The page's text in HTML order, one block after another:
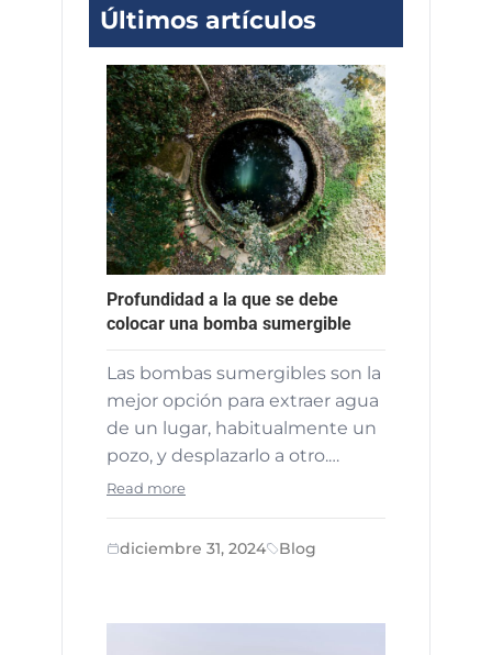
Últimos artículos
Profundidad a la que se debe
colocar una bomba sumergible
Las bombas sumergibles son la
mejor opción para extraer agua
de un lugar, habitualmente un
pozo, y desplazarlo a otro.…
Read more
diciembre 31, 2024 Blog